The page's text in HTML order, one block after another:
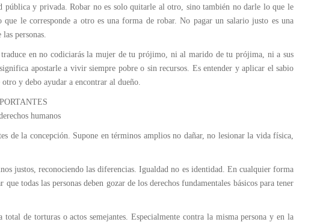
pública y privada. Robar no es solo quitarle al otro, sino también no darle lo que le
le corresponde a otro es una forma de robar. No pagar un salario justo es una
personas.
en no codiciarás la mujer de tu prójimo, ni al marido de tu prójima, ni a sus
apostarle a vivir siempre pobre o sin recursos. Es entender y aplicar el sabio
y debo ayudar a encontrar al dueño.
humanos
de la concepción. Supone en términos amplios no dañar, no lesionar la vida física,
justos, reconociendo las diferencias. Igualdad no es identidad. En cualquier forma
todas las personas deben gozar de los derechos fundamentales básicos para tener
de torturas o actos semejantes. Especialmente contra la misma persona y en la